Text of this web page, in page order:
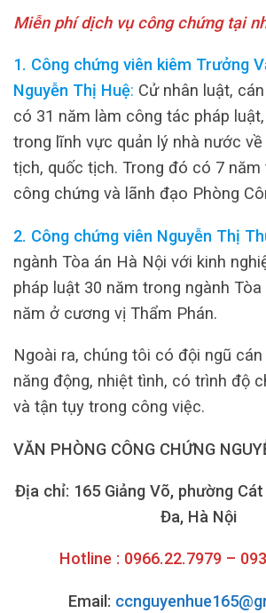
Miễn phí dịch vụ công chứng tại
1. Công chứng viên kiêm Trưởng
Nguyễn Thị Huệ: Cử nhân luật,
có 31 năm làm công tác pháp
trong lĩnh vực quản lý nhà nước
tịch, quốc tịch. Trong đó có 7
công chứng và lãnh đạo Phòng
2. Công chứng viên Nguyễn Thị
ngành Tòa án Hà Nội với kinh
pháp luật 30 năm trong ngành
năm ở cương vị Thẩm Phán.
Ngoài ra, chúng tôi có đội ngũ cán
năng động, nhiệt tình, có trình độ
và tận tụy trong công việc.
VĂN PHÒNG CÔNG CHỨNG
Địa chỉ: 165 Giảng Võ, phường
Đa, Hà Nội
Hotline : 0966.22.7979 –
Email: